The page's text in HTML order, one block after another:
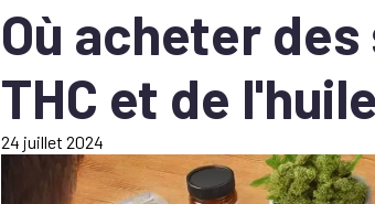
Où acheter
THC et de
24 juillet 2024